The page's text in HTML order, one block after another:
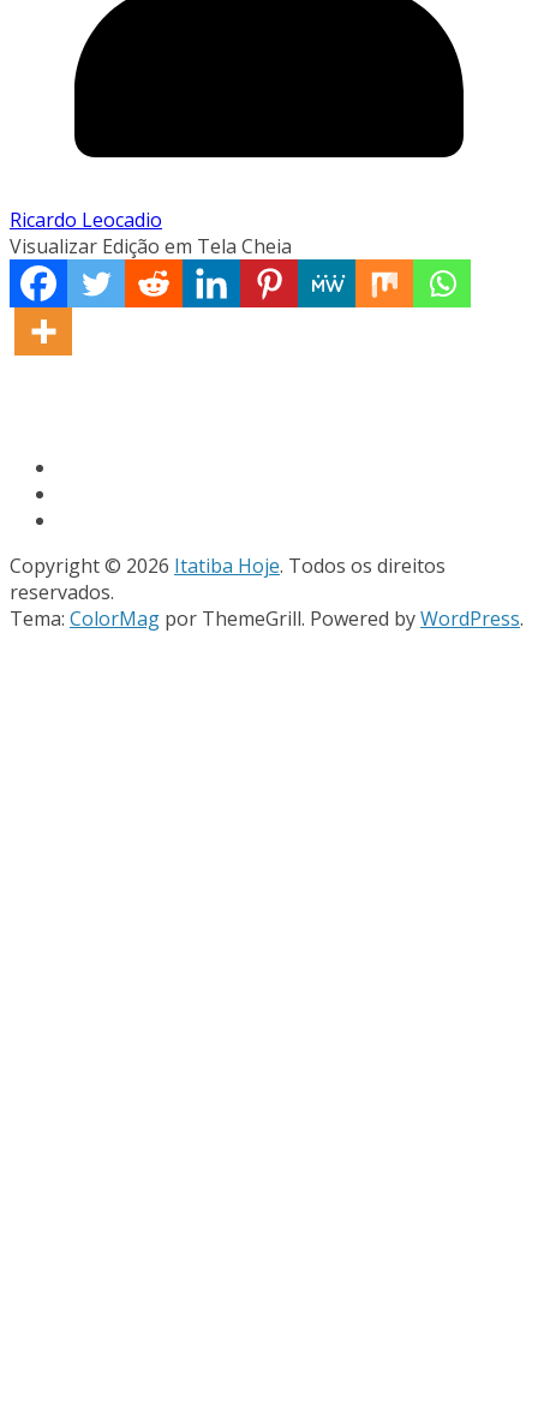
Ricardo Leocadio
Visualizar Edição em Tela Cheia
Copyright © 2026 Itatiba Hoje. Todos os direitos
reservados.
Tema: ColorMag por ThemeGrill. Powered byWordPress.